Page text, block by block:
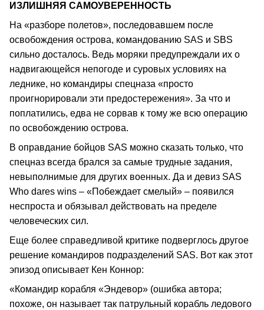
ИЗЛИШНЯЯ САМОУВЕРЕННОСТЬ
На «разборе полетов», последовавшем после
освобождения острова, командованию SAS и SBS
сильно досталось. Ведь моряки предупреждали их о
надвигающейся непогоде и суровых условиях на
леднике, но командиры спецназа «просто
проигнорировали эти предостережения». За что и
поплатились, едва не сорвав к тому же всю операцию
по освобождению острова.
В оправдание бойцов SAS можно сказать только, что
спецназ всегда брался за самые трудные задания,
невыполнимые для других военных. Да и девиз SAS
Who dares wins – «Побеждает смелый» – появился
неспроста и обязывал действовать на пределе
человеческих сил.
Еще более справедливой критике подверглось другое
решение командиров подразделений SAS. Вот как этот
эпизод описывает Кен Коннор:
«Командир корабля «Эндевор» (ошибка автора;
похоже, он называет так патрульный корабль ледового